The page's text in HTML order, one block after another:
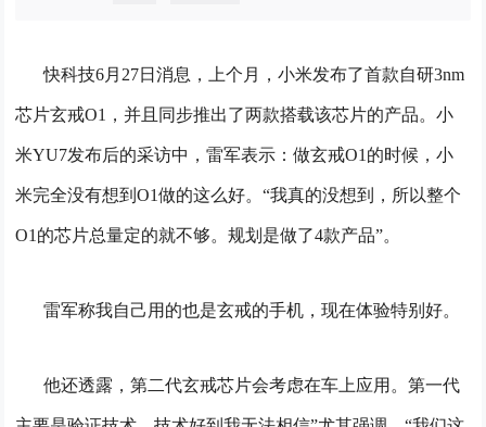
快科技6月27日消息，上个月，小米发布了首款自研3nm
芯片玄戒O1，并且同步推出了两款搭载该芯片的产品。小
米YU7发布后的采访中，雷军表示：做玄戒O1的时候，小
米完全没有想到O1做的这么好。“我真的没想到，所以整个
O1的芯片总量定的就不够。规划是做了4款产品”。
雷军称我自己用的也是玄戒的手机，现在体验特别好。
他还透露，第二代玄戒芯片会考虑在车上应用。第一代